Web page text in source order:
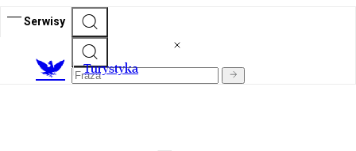
Serwisy
Turystyka